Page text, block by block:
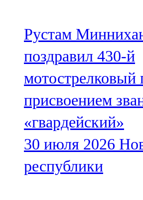
Рустам
поздравил 430-й
мотострелковый
присвоением
«гвардейский»
30 июля 2026
республики